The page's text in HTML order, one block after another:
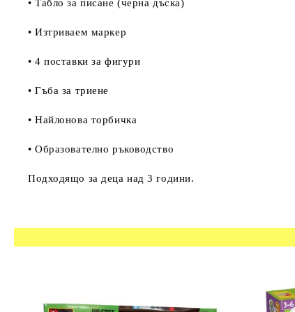
• Табло за писане (черна дъска)
• Изтриваем маркер
• 4 поставки за фигури
• Гъба за триене
• Найлонова торбичка
• Образователно ръководство
Подходящо за деца над 3 години.